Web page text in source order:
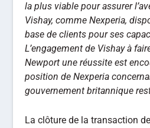
la plus viable pour assurer
Vishay, comme Nexperia,
base de clients pour ses
L’engagement de Vishay à
Newport une réussite est
position de Nexperia
gouvernement britannique
La clôture de la transaction